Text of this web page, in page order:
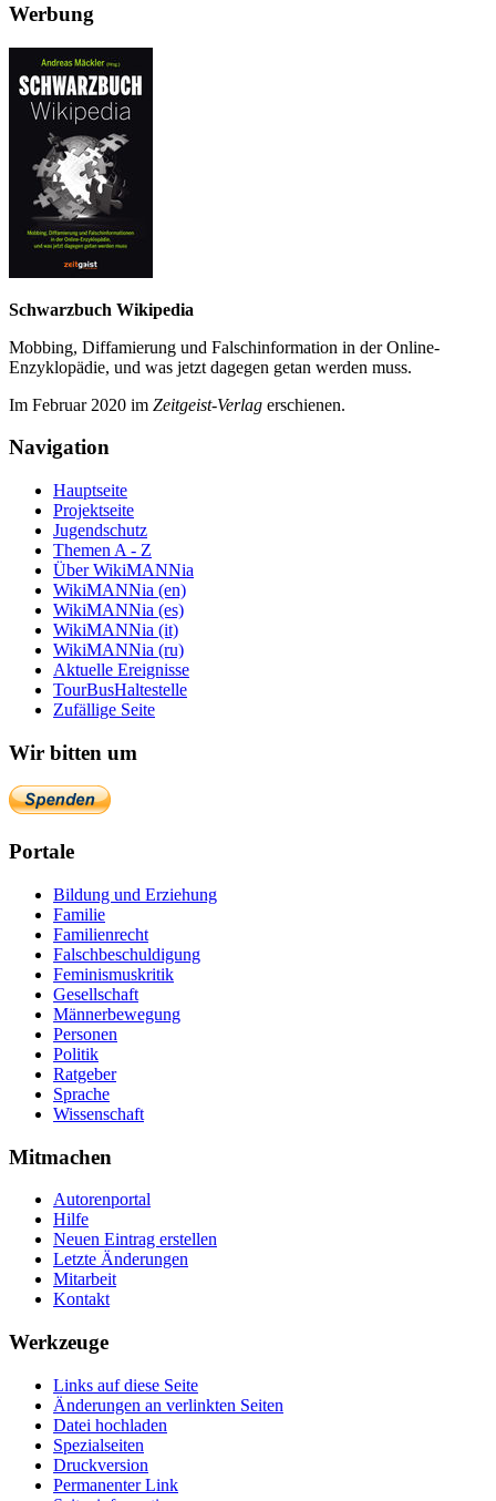
Werbung
Schwarzbuch Wikipedia
Mobbing, Diffamierung und Falsch­information in der Online-
Enzyklo­pädie, und was jetzt da­gegen getan werden muss.
Im Februar 2020 im Zeit­geist-Verlag erschienen.
Navigation
Hauptseite
Projektseite
Jugendschutz
Themen A - Z
Über WikiMANNia
WikiMANNia (en)
WikiMANNia (es)
WikiMANNia (it)
WikiMANNia (ru)
Aktuelle Ereignisse
TourBusHaltestelle
Zufällige Seite
Wir bitten um
Portale
Bildung und Erziehung
Familie
Familienrecht
Falschbeschuldigung
Feminismuskritik
Gesellschaft
Männerbewegung
Personen
Politik
Ratgeber
Sprache
Wissenschaft
Mitmachen
Autorenportal
Hilfe
Neuen Eintrag erstellen
Letzte Änderungen
Mitarbeit
Kontakt
Werkzeuge
Links auf diese Seite
Änderungen an verlinkten Seiten
Datei hochladen
Spezialseiten
Druckversion
Permanenter Link